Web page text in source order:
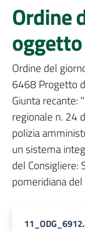
Per
i
media
Per
i
cittadini
Ordine
Ordine del
6468 Progetto
Giunta recante:
regionale n. 24
polizia
un sistema
del Consigliere:
pomeridiana